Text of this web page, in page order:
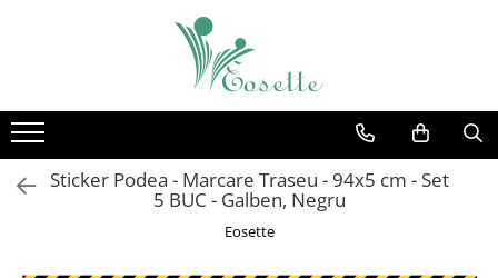
Stickere Educative pentru Scoli
Stickere Educative - Litere,
Numere, Tabla De Scris
Stickere Trenulete, Masini,
Avioane, Baloane Si Barcute
Fototapet Camere Copii
Fototapet Design
Fototapet Floral
Sticker Podea - Marcare Traseu - 94x5 cm - Set
5 BUC - Galben, Negru
Eosette